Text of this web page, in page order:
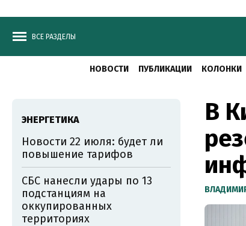
ВСЕ РАЗДЕЛЫ
НОВОСТИ ПУБЛИКАЦИИ КОЛОНКИ
В
ЭНЕРГЕТИКА
Новости 22 июля: будет ли
повышение тарифов
СБС нанесли удары по 13
подстанциям на
оккупированных
территориях